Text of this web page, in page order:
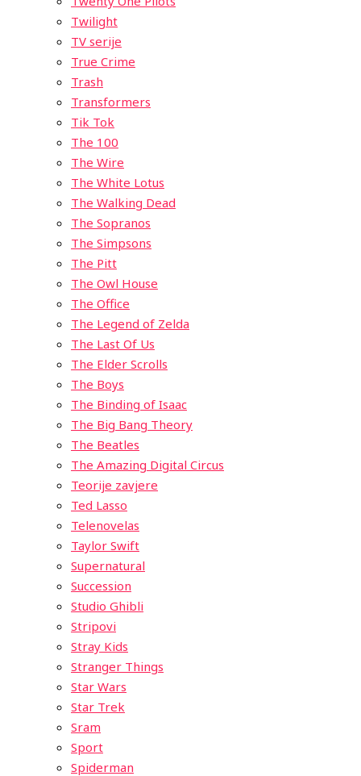
Twilight
TV serije
True Crime
Trash
Transformers
Tik Tok
The 100
The Wire
The White Lotus
The Walking Dead
The Sopranos
The Simpsons
The Pitt
The Owl House
The Office
The Legend of Zelda
The Last Of Us
The Elder Scrolls
The Boys
The Binding of Isaac
The Big Bang Theory
The Beatles
The Amazing Digital Circus
Teorije zavjere
Ted Lasso
Telenovelas
Taylor Swift
Supernatural
Succession
Studio Ghibli
Stripovi
Stray Kids
Stranger Things
Star Wars
Star Trek
Sram
Sport
Spiderman